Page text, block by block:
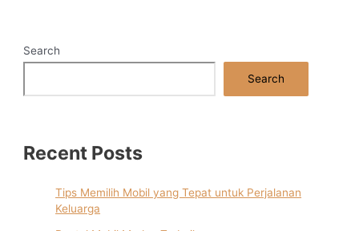
Search
Search
Recent Posts
Tips Memilih Mobil yang Tepat untuk Perjalanan
Keluarga